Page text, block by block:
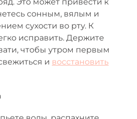
сонным, вялым и
сухости во рту. К
исправить. Держите
чтобы утром первым
и восстановить